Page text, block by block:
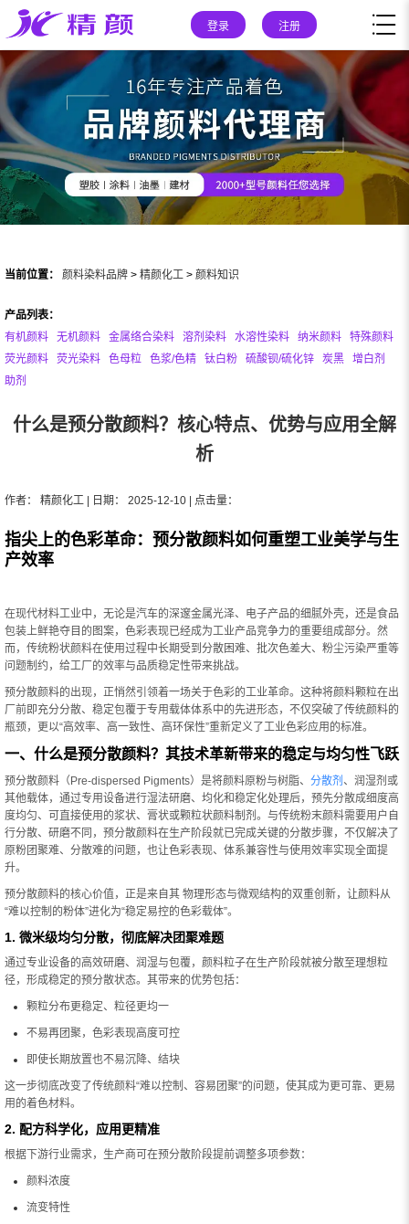
登录 注册
当前位置： 颜料染料品牌 > 精颜化工 > 颜料知识
产品列表：
有机颜料
无机颜料 金属络合染料 溶剂染料 水溶性染料 纳米颜料
特殊颜料
荧光颜料
荧光染料 色母粒 色浆/色精 钛白粉 硫酸钡/硫化锌 炭黑
增白剂
助剂
什么是预分散颜料？核心特点、优势与应用全解
析
作者： 精颜化工 | 日期： 2025-12-10 | 点击量：
指尖上的色彩革命：预分散颜料如何重塑工业美学与生
产效率
在现代材料工业中，无论是汽车的深邃金属光泽、电子产品的细腻外壳，还是食品
包装上鲜艳夺目的图案，色彩表现已经成为工业产品竞争力的重要组成部分。然
而，传统粉状颜料在使用过程中长期受到分散困难、批次色差大、粉尘污染严重等
问题制约，给工厂的效率与品质稳定性带来挑战。
预分散颜料的出现，正悄然引领着一场关于色彩的工业革命。这种将颜料颗粒在出
厂前即充分分散、稳定包覆于专用载体体系中的先进形态，不仅突破了传统颜料的
瓶颈，更以“高效率、高一致性、高环保性”重新定义了工业色彩应用的标准。
一、什么是预分散颜料？其技术革新带来的稳定与均匀性飞跃
预分散颜料（Pre-dispersed Pigments）是将颜料原粉与树脂、 分散剂 、润湿剂或
其他载体，通过专用设备进行湿法研磨、均化和稳定化处理后，预先分散成细度高
度均匀、可直接使用的浆状、膏状或颗粒状颜料制剂。与传统粉末颜料需要用户自
行分散、研磨不同，预分散颜料在生产阶段就已完成关键的分散步骤，不仅解决了
原粉团聚难、分散难的问题，也让色彩表现、体系兼容性与使用效率实现全面提
升。
预分散颜料的核心价值，正是来自其 物理形态与微观结构的双重创新，让颜料从
“难以控制的粉体”进化为“稳定易控的色彩载体”。
1. 微米级均匀分散，彻底解决团聚难题
通过专业设备的高效研磨、润湿与包覆，颜料粒子在生产阶段就被分散至理想粒
径，形成稳定的预分散状态。其带来的优势包括：
颗粒分布更稳定、粒径更均一
不易再团聚，色彩表现高度可控
即使长期放置也不易沉降、结块
这一步彻底改变了传统颜料“难以控制、容易团聚”的问题，使其成为更可靠、更易
用的着色材料。
2. 配方科学化，应用更精准
根据下游行业需求，生产商可在预分散阶段提前调整多项参数：
颜料浓度
流变特性